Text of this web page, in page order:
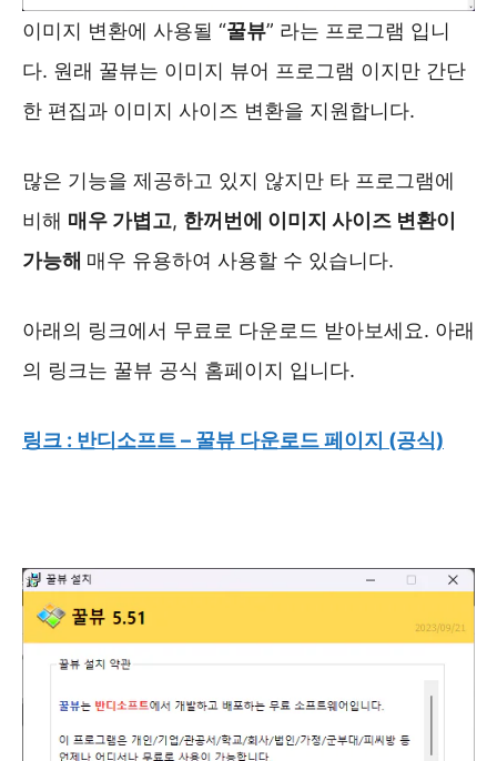
이미지 변환에 사용될 “꿀뷰” 라는 프로그램 입니
다. 원래 꿀뷰는 이미지 뷰어 프로그램 이지만 간단
한 편집과 이미지 사이즈 변환을 지원합니다.
많은 기능을 제공하고 있지 않지만 타 프로그램에
비해 매우 가볍고, 한꺼번에 이미지 사이즈 변환이
가능해 매우 유용하여 사용할 수 있습니다.
아래의 링크에서 무료로 다운로드 받아보세요. 아래
의 링크는 꿀뷰 공식 홈페이지 입니다.
링크 : 반디소프트 – 꿀뷰 다운로드 페이지 (공식)